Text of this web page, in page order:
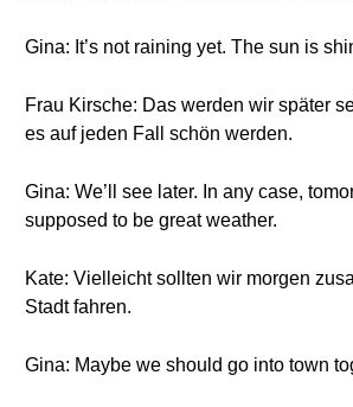
Gina: It’s not raining yet. The sun is
Frau Kirsche: Das werden wir später
es auf jeden Fall schön werden.
Gina: We’ll see later. In any case,
supposed to be great weather.
Kate: Vielleicht sollten wir morgen
Stadt fahren.
Gina: Maybe we should go into town